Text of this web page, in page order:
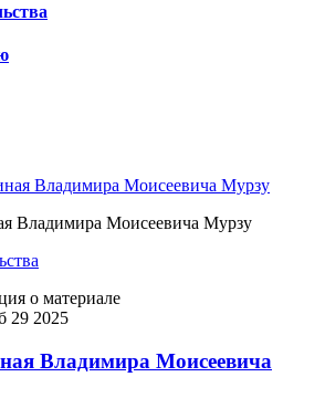
Владимира Моисеевича Мурзу
о материале
29 2025
Владимира Моисеевича